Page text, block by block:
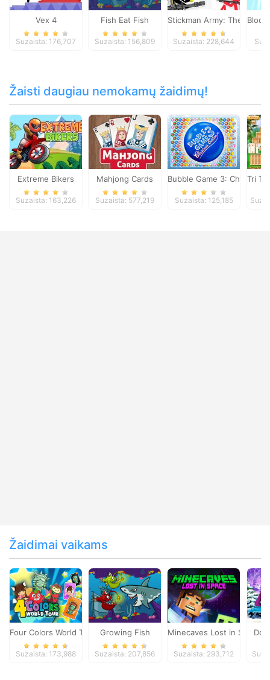
Vex 4
Suzaista: 176,707
Fish Eat Fish
Suzaista: 156,809
Stickman Army: The
Suzaista: 228,644
Žaisti daugiau nemokamų žaidimų!
Extreme Bikers
Suzaista: 163,226
Mahjong Cards
Suzaista: 577,219
Bubble Game 3: Christmas
Suzaista: 125,185
Tri
Žaidimai vaikams
Four Colors World Tour
Suzaista: 173,988
Growing Fish
Suzaista: 207,856
Minecaves Lost in Space
Suzaista: 293,712